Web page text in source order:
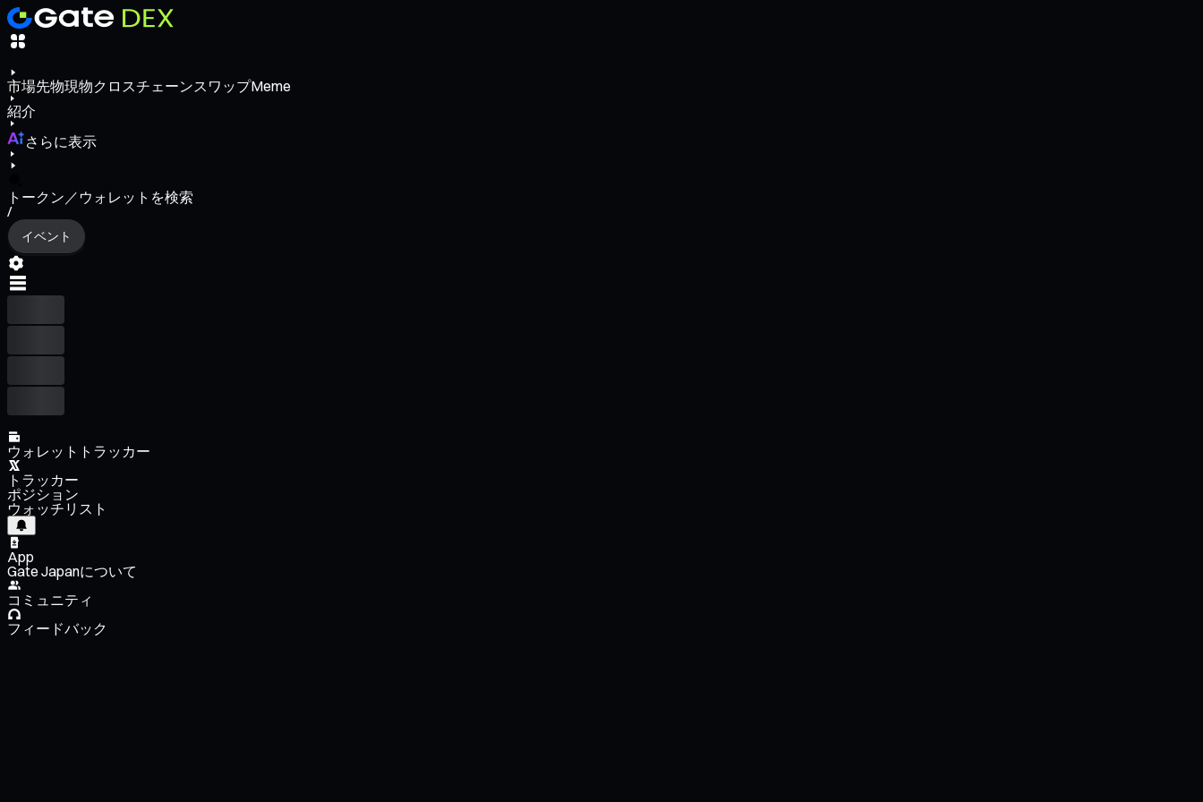
市場先物現物クロスチェーンスワップMeme
紹介
さらに表示
トークン／ウォレットを検索
/
イベント
ウォレットトラッカー
トラッカー
ポジション
ウォッチリスト
App
Gate Japanについて
コミュニティ
フィードバック